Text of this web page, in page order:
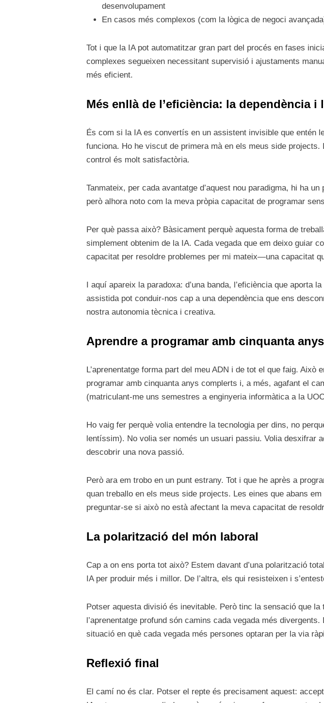
desenvolupament
En casos més complexos (com la lògica de negoci
Tot i que la IA pot automatitzar gran part del procés en fases
complexes segueixen necessitant supervisió i ajustaments
més eficient.
Més enllà de l’eficiència: la dependència i
És com si la IA es convertís en un assistent invisible que entén
funciona. Ho he viscut de primera mà en els meus side
control és molt satisfactòria.
Tanmateix, per cada avantatge d’aquest nou paradigma, hi ha
però alhora noto com la meva pròpia capacitat de programar
Per què passa això? Bàsicament perquè aquesta forma de
simplement obtenim de la IA. Cada vegada que em deixo guiar
capacitat per resoldre problemes per mi mateix—una capacitat
I aquí apareix la paradoxa: d’una banda, l’eficiència que aporta
assistida pot conduir-nos cap a una dependència que ens
nostra autonomia tècnica i creativa.
Aprendre a programar amb cinquanta anys
L’aprenentatge forma part del meu ADN i de tot el que faig.
programar amb cinquanta anys complerts i, a més, agafant el
(matriculant-me uns semestres a enginyeria informàtica a la
Ho vaig fer perquè volia entendre la tecnologia per dins, no
lentíssim). No volia ser només un usuari passiu. Volia desxifrar
descobrir una nova passió.
Però ara em trobo en un punt estrany. Tot i que he après a
quan treballo en els meus side projects. Les eines que abans
preguntar-se si això no està afectant la meva capacitat de
La polarització del món laboral
Cap a on ens porta tot això? Estem davant d’una polarització
IA per produir més i millor. De l’altra, els qui resisteixen i
Potser aquesta divisió és inevitable. Però tinc la sensació que
l’aprenentatge profund són camins cada vegada més
situació en què cada vegada més persones optaran per la via
Reflexió final
El camí no és clar. Potser el repte és precisament aquest: